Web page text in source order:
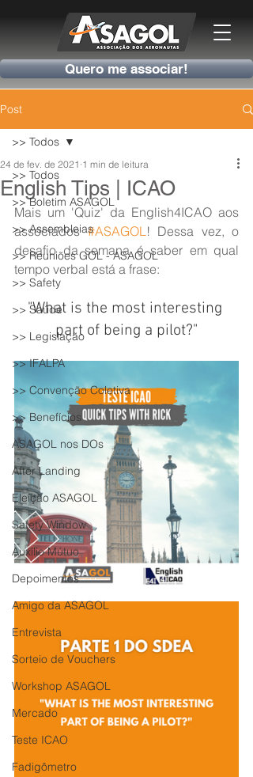
Quero me associar!
Post
>> Todos
>> Boletim ASAGOL
>> Assembleias
>> Reuniões GOL - ASAGOL
>> Safety
>> Saúde
>> Legislação
>> IFALPA
>> Convenção Coletiva
>> Benefícios
ASAGOL nos DOs
After Landing
Eleição ASAGOL
Safety Window
Auxílio Mútuo
Depoimentos
Amigo da ASAGOL
Entrevista
Sorteio de Vouchers
Workshop ASAGOL
Mercado
Teste ICAO
Fadigômetro
>> Todos
English Tips | ICAO
24 de fev. de 2021 1 min de leitura
Mais um 'Quiz' da English4ICAO aos
associados #ASAGOL! Dessa vez, o
desafio da semana é saber em qual
tempo verbal está a frase:
"What is the most interesting
part of being a pilot?"